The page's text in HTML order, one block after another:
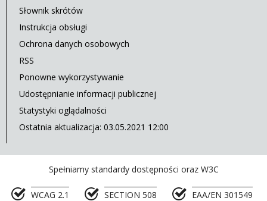
Słownik skrótów
Instrukcja obsługi
Ochrona danych osobowych
RSS
Ponowne wykorzystywanie
Udostępnianie informacji publicznej
Statystyki oglądalności
Ostatnia aktualizacja: 03.05.2021 12:00
Spełniamy standardy dostępności oraz W3C
WCAG 2.1 SECTION 508 EAA/EN 301549